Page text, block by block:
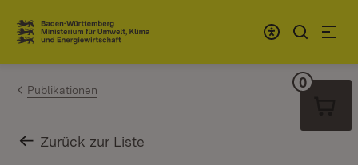
Zum Inhalt springen
Link zur Startseite
Publikationen
Zurück zur Liste
0